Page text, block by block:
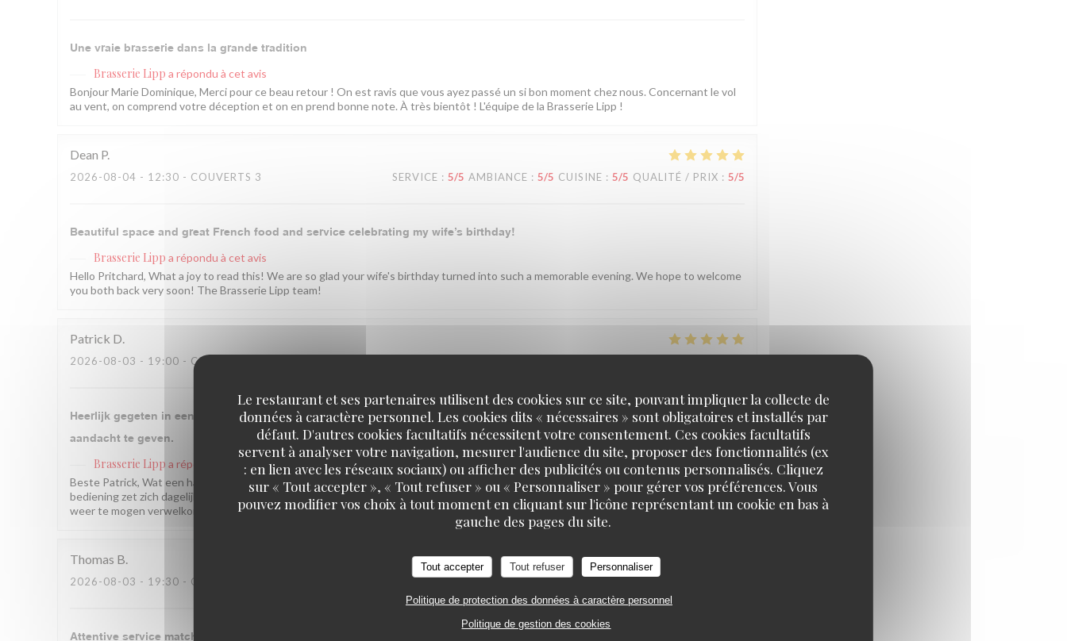
Le restaurant et ses partenaires utilisent des cookies sur ce site, pouvant impliquer la collecte de
données à caractère personnel. Les cookies dits « nécessaires » sont obligatoires et installés par
défaut. D'autres cookies facultatifs nécessitent votre consentement. Ces cookies facultatifs
servent à analyser votre navigation, mesurer l'audience du site, proposer des fonctionnalités (ex
: en lien avec les réseaux sociaux) ou afficher des publicités ou contenus personnalisés. Cliquez
sur « Tout accepter », « Tout refuser » ou « Personnaliser » pour gérer vos préférences. Vous
pouvez modifier vos choix à tout moment en cliquant sur l'icône représentant un cookie en bas à
gauche des pages du site.
Tout accepter Tout refuser Personnaliser
Politique de protection des données à caractère personnel
Politique de gestion des cookies
Une vraie brasserie dans la grande tradition
Brasserie Lipp a répondu à cet avis
Bonjour Marie Dominique, Merci pour ce beau retour ! On est ravis que vous ayez passé un si bon moment chez nous. Concernant le vol
au vent, on comprend votre déception et on en prend bonne note. À très bientôt ! L'équipe de la Brasserie Lipp !
Dean P
2026-08-04 - 12:30 - COUVERTS 3 SERVICE : 5/5 AMBIANCE : 5/5 CUISINE : 5/5 QUALITÉ / PRIX : 5/5
Beautiful space and great French food and service celebrating my wife’s birthday!
Brasserie Lipp a répondu à cet avis
Hello Pritchard, What a joy to read this! We are so glad your wife's birthday turned into such a memorable evening. We hope to welcome
you both back very soon! The Brasserie Lipp team!
Patrick D
2026-08-03 - 19:00 - COUVERTS 2
Heerlijk gegeten in een mooie Franse ambiance Super bediening die er echt een persoonlijk tintje aan geven door je veel
aandacht te geven.
Brasserie Lipp a répondu à cet avis
Beste Patrick, Wat een hartverwarmend bericht! Het doet ons enorm deugd te horen dat u zich zo welkom hebt gevoeld. Onze
bediening zet zich dagelijks in om elke gast oprecht aandacht te geven, en het is bijzonder fijn dat u dit zo hebt ervaren. We hopen u snel
weer te mogen verwelkomen! Brasserie Lipp
Thomas B
2026-08-03 - 19:30 - COUVERTS 2 SERVICE: 5/5 AMBIANCE: 5/5 CUISINE
Attentive service matched by traditional cuisine executed at a high level. A good and reasonably priced wine list. We